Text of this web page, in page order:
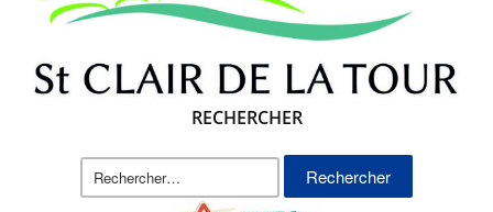
RECHERCHER
Rechercher :